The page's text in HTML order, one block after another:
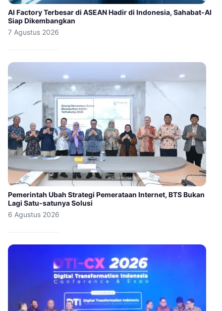
AI Factory Terbesar di ASEAN Hadir di Indonesia, Sahabat-AI
Siap Dikembangkan
7 Agustus 2026
Pemerintah Ubah Strategi Pemerataan Internet, BTS Bukan
Lagi Satu-satunya Solusi
6 Agustus 2026